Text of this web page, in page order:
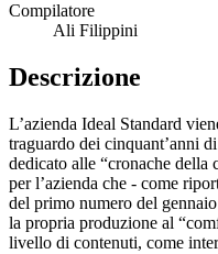
Compilatore
Ali Filippini
Descrizione
L’azienda Ideal Standard
traguardo dei cinquant’anni
dedicato alle “cronache della
per l’azienda che - come
del primo numero del
la propria produzione al
livello di contenuti, come